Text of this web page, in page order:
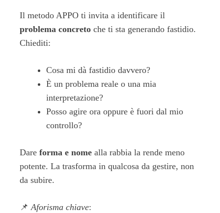
Il metodo APPO ti invita a identificare il
problema concreto che ti sta generando fastidio.
Chiediti:
Cosa mi dà fastidio davvero?
È un problema reale o una mia
interpretazione?
Posso agire ora oppure è fuori dal mio
controllo?
Dare forma e nome alla rabbia la rende meno
potente. La trasforma in qualcosa da gestire, non
da subire.
📌Aforisma chiave: